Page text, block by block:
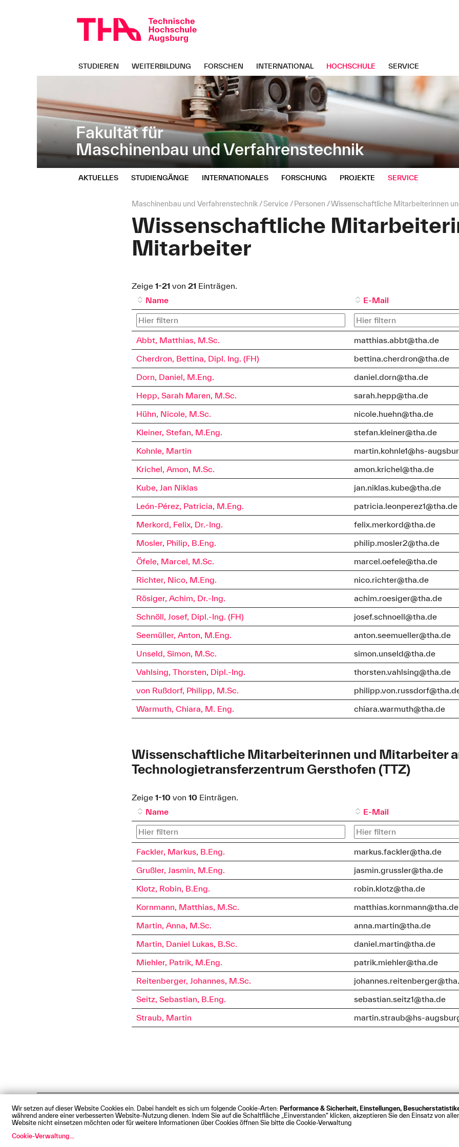
Wir setzen auf dieser Website Cookies ein. Dabei handelt es sich um folgende Cookie-Arten: Performance & Sicherheit, Einstellungen,
während andere einer verbesserten Website-Nutzung dienen. Indem Sie auf die Schaltfläche „Einverstanden“ klicken, akzeptieren Sie den Einsatz von
Website nicht einsetzen möchten oder für weitere Informationen über Cookies öffnen Sie bitte die Cookie-Verwaltung
Cookie-Verwaltung
überspringen
Fakultät für
Maschinenbau und Verfahrenstechnik
STUDIEREN WEITERBILDUNG FORSCHEN INTERNATIONAL HOCHSCHULE SERVICE
AKTUELLES STUDIENGÄNGE INTERNATIONALES FORSCHUNG PROJEKTE SERVICE
Seitenpfad:
Maschinenbau und Verfahrenstechnik Service Personen Wissenschaftliche Mitarbeiterinnen
Wissenschaftliche
Mitarbeiter
Zeige1-21 von21 Einträgen.
Name
E-Mail
Abbt, Matthias, M.Sc.
matthias.abbt@tha.de
Cherdron, Bettina, Dipl. Ing. (FH)
bettina.cherdron@tha.de
Dorn, Daniel, M.Eng.
daniel.dorn@tha.de
Hepp, Sarah Maren, M.Sc.
sarah.hepp@tha.de
Hühn, Nicole, M.Sc.
nicole.huehn@tha.de
Kleiner, Stefan, M.Eng.
stefan.kleiner@tha.de
Kohnle, Martin
martin.kohnle1@hs-
Krichel, Amon, M.Sc.
amon.krichel@tha.de
Kube, Jan Niklas
jan.niklas.kube@tha.de
León-Pérez, Patricia, M.Eng.
patricia.leonperez1@tha.de
Merkord, Felix, Dr.-Ing.
felix.merkord@tha.de
Mosler, Philip, B.Eng.
philip.mosler2@tha.de
Öfele, Marcel, M.Sc.
marcel.oefele@tha.de
Richter, Nico, M.Eng.
nico.richter@tha.de
Rösiger, Achim, Dr.-Ing.
achim.roesiger@tha.de
Schnöll, Josef, Dipl.-Ing. (FH)
josef.schnoell@tha.de
Seemüller, Anton, M.Eng.
anton.seemueller@tha.de
Unseld, Simon, M.Sc.
simon.unseld@tha.de
Vahlsing, Thorsten, Dipl.-Ing.
thorsten.vahlsing@tha.de
von Rußdorf, Philipp, M.Sc.
Warmuth, Chiara, M. Eng.
chiara.warmuth@tha.de
Wissenschaftliche Mitarbeiterinnen und Mitarbeiter
Technologietransferzentrum Gersthofen (TTZ)
Zeige1-10 von10 Einträgen.
Name
E-Mail
Fackler, Markus, B.Eng.
markus.fackler@tha.de
Grußler, Jasmin, M.Eng.
jasmin.grussler@tha.de
Klotz, Robin, B.Eng.
robin.klotz@tha.de
Kornmann, Matthias, M.Sc.
matthias.kornmann@tha.de
Martin, Anna, M.Sc.
anna.martin@tha.de
Martin, Daniel Lukas, B.Sc.
daniel.martin@tha.de
Miehler, Patrik, M.Eng.
patrik.miehler@tha.de
Reitenberger, Johannes, M.Sc.
Seitz, Sebastian, B.Eng.
sebastian.seitz1@tha.de
Straub, Martin
martin.straub@hs-
Impressum Datenschutz Cookies Barrierefreiheit Kontakt Presse Anfahrt
Intranet
© Technische Hochschule Augsburg